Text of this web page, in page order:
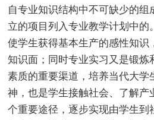
自专业知识结构中不可缺少的组
立的项目列入专业教学计划中的
使学生获得基本生产的感性知识
知识面；同时专业实习又是锻炼
素质的重要渠道，培养当代大学
神，也是学生接触社会、了解产
个重要途径，逐步实现由学生到